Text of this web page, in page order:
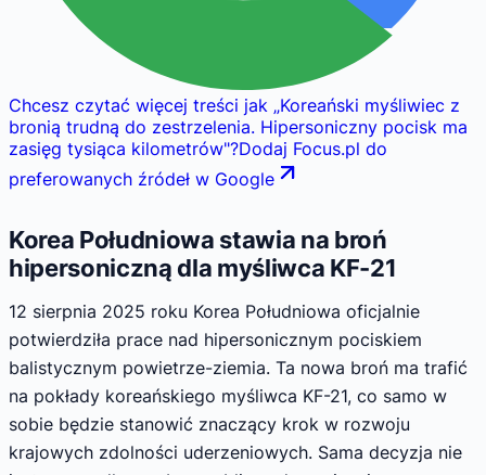
Chcesz czytać więcej treści jak „Koreański myśliwiec z
bronią trudną do zestrzelenia. Hipersoniczny pocisk ma
zasięg tysiąca kilometrów"?Dodaj Focus.pl do
preferowanych źródeł w Google
Korea Południowa stawia na broń
hipersoniczną dla myśliwca KF-21
12 sierpnia 2025 roku Korea Południowa oficjalnie
potwierdziła prace nad hipersonicznym pociskiem
balistycznym powietrze-ziemia. Ta nowa broń ma trafić
na pokłady koreańskiego myśliwca KF-21, co samo w
sobie będzie stanowić znaczący krok w rozwoju
krajowych zdolności uderzeniowych. Sama decyzja nie